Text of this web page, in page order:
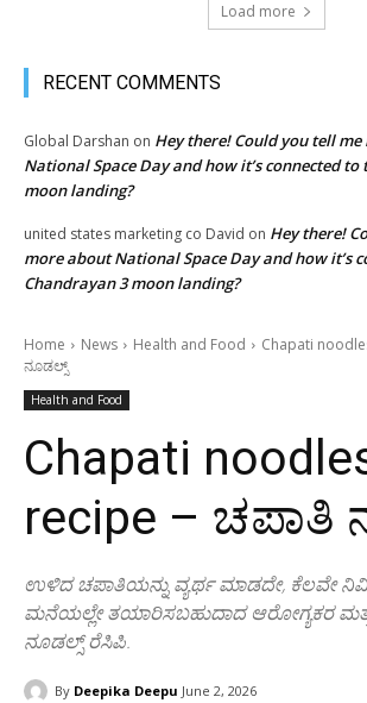
Load more
RECENT COMMENTS
Global Darshan on Hey there! Could you tell
National Space Day and how it’s connected to
moon landing?
united states marketing co David on Hey there!
more about National Space Day and how it’s
Chandrayan 3 moon landing?